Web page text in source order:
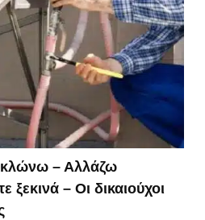
– Αλλάζω
– Οι δικαιούχοι